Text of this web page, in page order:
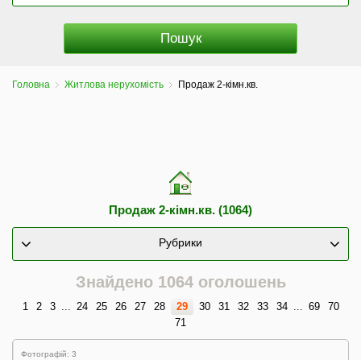
Головна Житлова нерухомість Продаж 2-кімн.кв.
Продаж 2-кімн.кв. (1064)
Рубрики
Знайдено 1064 оголошень
1 2 3 ... 24 25 26 27 28 29 30 31 32 33 34 ... 69
70
71
Фотографій: 3